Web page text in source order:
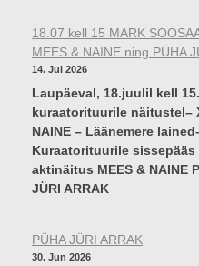
18.07 kell 15 MARK
MEES & NAINE ning PÜHA
14. Jul 2026
Laupäeval, 18.juulil kell
kuraatorituurile näitustel–
NAINE – Läänemere
Kuraatorituurile sissepääs
aktinäitus MEES & NAINE
JÜRI ARRAK
PÜHA JÜRI ARRAK
30. Jun 2026